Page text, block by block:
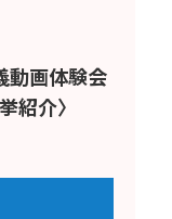
動画体験会
紹介〉